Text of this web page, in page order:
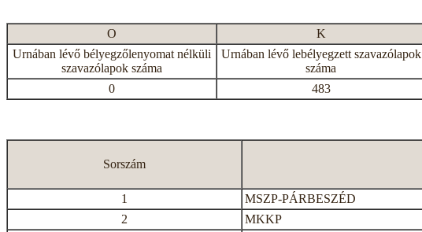
O K
Urnában lévő bélyegzőlenyomat nélküli
szavazólapok száma
Urnában lévő lebélyegzett szavazólapok
száma
0 483
Sorszám
1
MSZP-PÁRBESZÉD
2
MKKP